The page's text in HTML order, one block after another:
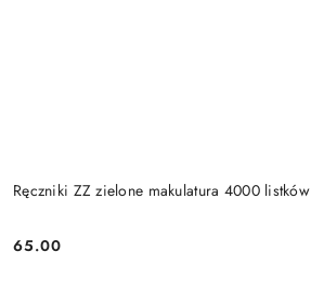
Ręczniki ZZ zielone makulatura 4000 listków
Cena:
65.00